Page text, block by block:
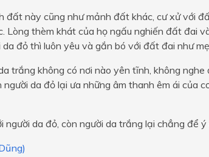
đất này cũng như mảnh đất khác, cư xử với
Lòng thèm khát của họ ngấu nghiến đất đai
đỏ thì luôn yêu và gắn bó với đất đai như
trắng không có nơi nào yên tĩnh, không nghe
da đỏ lại ưa những âm thanh êm ái của
người da đỏ, còn người da trắng lại chẳng để ý